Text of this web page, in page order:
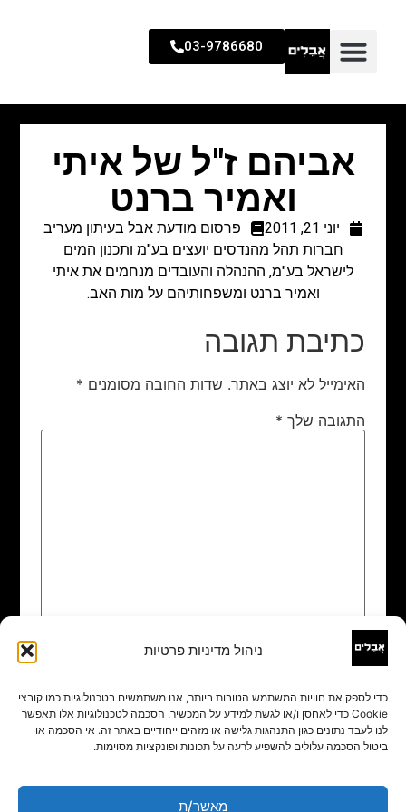
ניהול מדיניות פרטיות
כדי לספק את חוויות המשתמש הטובות ביותר, אנו משתמשים בטכנולוגיות כמו קובצי
Cookie כדי לאחסן ו/או לגשת למידע על המכשיר. הסכמה לטכנולוגיות אלו תאפשר
לנו לעבד נתונים כגון התנהגות גלישה או מזהים ייחודיים באתר זה. אי הסכמה או
ביטול הסכמה עלולים להשפיע לרעה על תכונות ופונקציות מסוימות.
מאשר/ת
03-9786680
אביהם ז"ל של איתי
ואמיר ברנט
יוני 21, 2011
פרסום מודעת אבל בעיתון מעריב
חברות תהל מהנדסים יועצים בע"מ ותכנון המים
לישראל בע"מ, ההנהלה והעובדים מנחמים את איתי
ואמיר ברנט ומשפחותיהם על מות האב.
כתיבת תגובה
האימייל לא יוצג באתר. שדות החובה מסומנים *
התגובה שלך *
שם
אימייל*